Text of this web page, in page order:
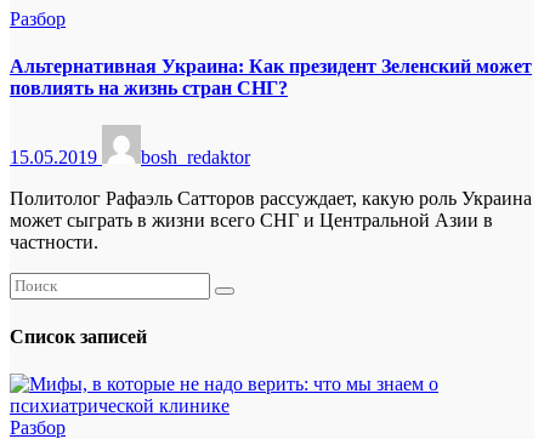
Разбор
Альтернативная Украина: Как президент Зеленский может
повлиять на жизнь стран СНГ?
15.05.2019
bosh_redaktor
Политолог Рафаэль Сатторов рассуждает, какую роль Украина
может сыграть в жизни всего СНГ и Центральной Азии в
частности.
Список записей
Разбор